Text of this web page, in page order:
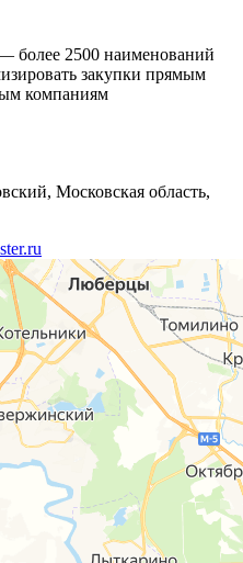
более 2500 наименований
закупки прямым
компаниям
Московская область,